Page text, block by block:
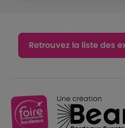
Retrouvez la liste des